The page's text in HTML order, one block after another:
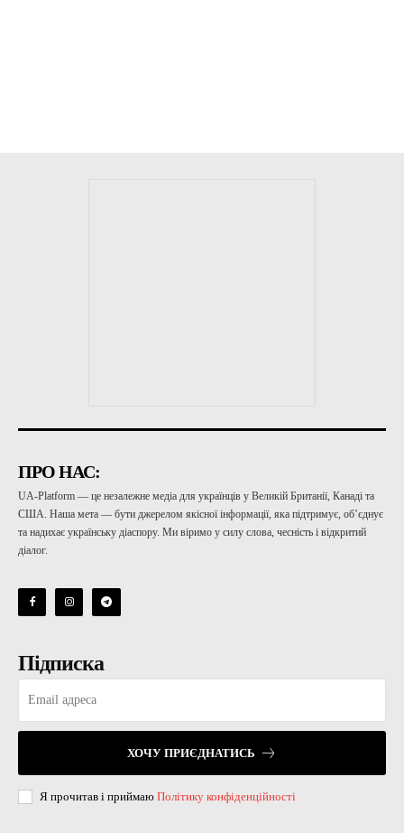
ПРО НАС:
UA-Platform — це незалежне медіа для українців у Великій Британії, Канаді та
США. Наша мета — бути джерелом якісної інформації, яка підтримує, об’єднує
та надихає українську діаспору. Ми віримо у силу слова, чесність і відкритий
діалог.
Підписка
ХОЧУ ПРИЄДНАТИСЬ
Я прочитав і приймаю Політику конфіденційності